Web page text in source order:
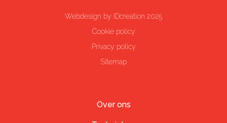
Webdesign by IDcreation 2025
Cookie policy
Privacy policy
Sitemap
Over ons